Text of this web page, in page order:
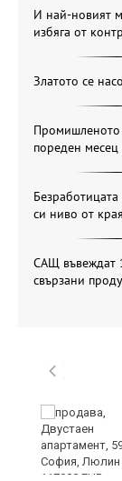
И най-новият
избяга от
Златото се
Промишленото
пореден месец
си ниво от
САЩ въвеждат
свързани